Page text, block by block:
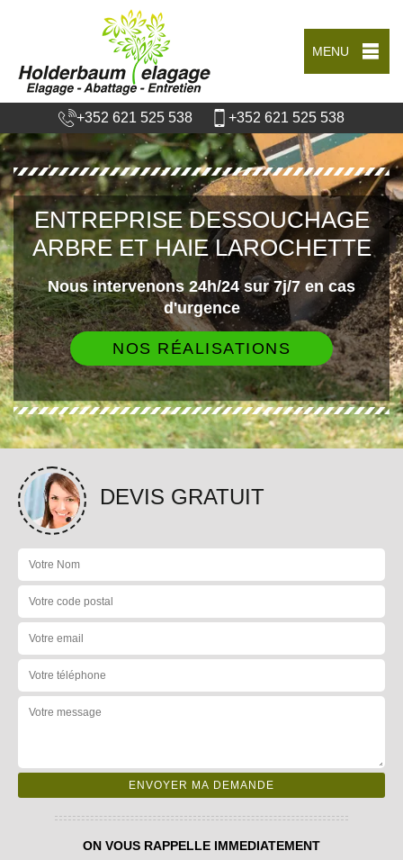
MENU
+352 621 525 538 +352 621 525 538
ENTREPRISE DESSOUCHAGE
ARBRE ET HAIE LAROCHETTE
Nous intervenons 24h/24 sur 7j/7 en cas
d'urgence
NOS RÉALISATIONS
DEVIS GRATUIT
ON VOUS RAPPELLE IMMEDIATEMENT